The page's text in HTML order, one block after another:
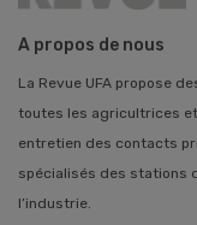
A propos de nous
La Revue UFA propose
toutes les agricultrices
entretien des contacts
spécialisés des stations
l’industrie.